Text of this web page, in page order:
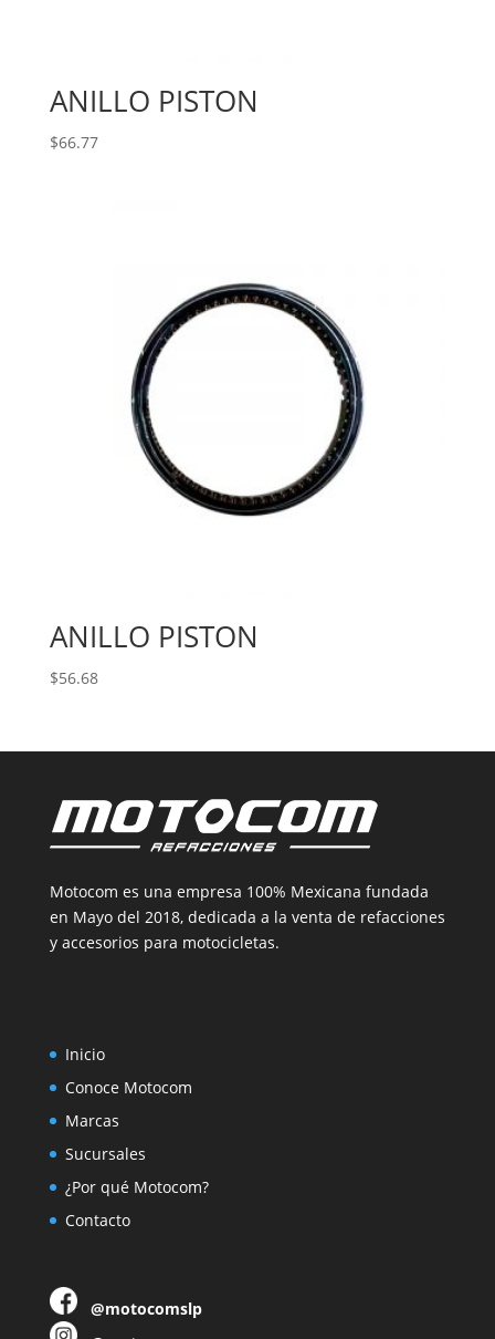
ANILLO PISTON
$66.77
ANILLO PISTON
$56.68
Motocom es una empresa 100% Mexicana fundada
en Mayo del 2018, dedicada a la venta de refacciones
y accesorios para motocicletas.
Inicio
Conoce Motocom
Marcas
Sucursales
¿Por qué Motocom?
Contacto
@motocomslp